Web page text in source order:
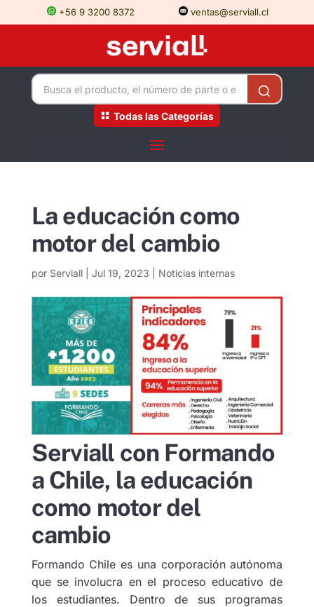
+56 9 3200 8372 ventas@serviall.cl
Todas las Categorías
La educación como
motor del cambio
por Serviall| Jul 19, 2023 Noticias internas
Serviall con Formando
a Chile, la educación
como motor del
cambio
Formando Chile es una corporación autónoma
que se involucra en el proceso educativo de
los estudiantes. Dentro de sus programas